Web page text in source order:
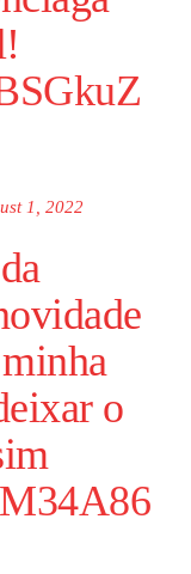
1, 2022
o